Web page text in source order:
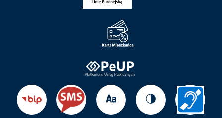
Przejdź
Zmień
rozmiar
Zmień
kontrast
Przejdź